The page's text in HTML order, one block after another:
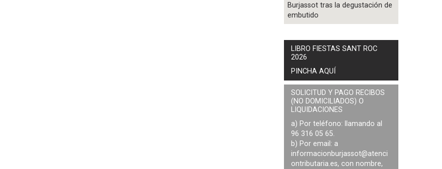
Burjassot tras la degustación de
embutido
LIBRO FIESTAS SANT ROC
2026
PINCHA AQUÍ
SOLICITUD Y PAGO RECIBOS
(NO DOMICILIADOS) O
LIQUIDACIONES
a) Por teléfono: llamando al
96 316 05 65.
b) Por email: a
informacionburjassot@atenci
ontributaria.es, con nombre,